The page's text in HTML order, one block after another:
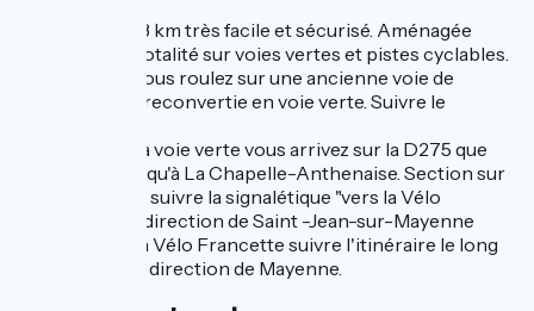
Itinéraire de 53 km très facile et sécurisé. Aménagée
dans sa quasi totalité sur voies vertes et pistes cyclables.
De Mayenne vous roulez sur une ancienne voie de
chemin de fer reconvertie en voie verte. Suivre le
À la sortie de la voie verte vous arrivez sur la D275 que
vous suivez jusqu'à La Chapelle-Anthenaise. Section sur
petites routes, suivre la signalétique "vers la Vélo
Francette" en direction de Saint -Jean-sur-Mayenne
Une fois sur La Vélo Francette suivre l'itinéraire le long
de la rivière en direction de Mayenne.